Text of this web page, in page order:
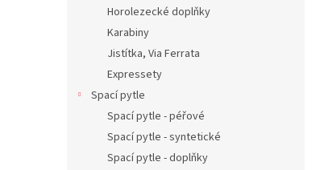
Horolezecké doplňky
Karabiny
Jistítka, Via Ferrata
Expressety
Spací pytle
Spací pytle - péřové
Spací pytle - syntetické
Spací pytle - doplňky